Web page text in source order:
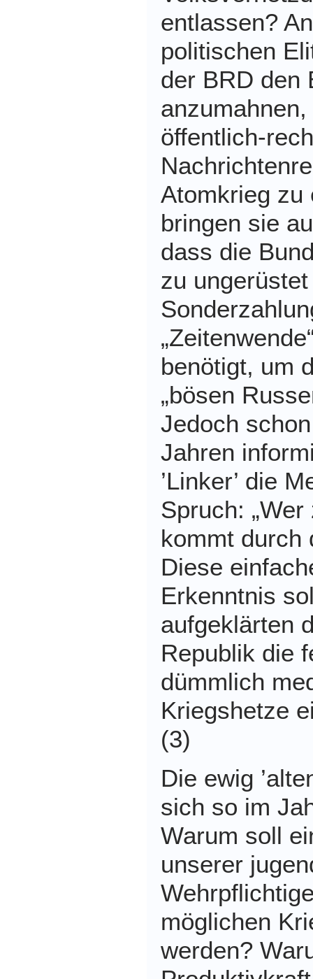
entlassen?
politischen
der BRD den
öffentlich-
Atomkrieg zu
bringen sie
dass die
zu
benötigt, um
„bösen
Jedoch
Jahren
’Linker’ die
Spruch:
kommt durch
Diese
Erkenntnis
aufgeklärten
Republik die
dümmlich
Kriegshetze
(3)
Die ewig
sich so im
Warum soll
unserer
möglichen
werden?